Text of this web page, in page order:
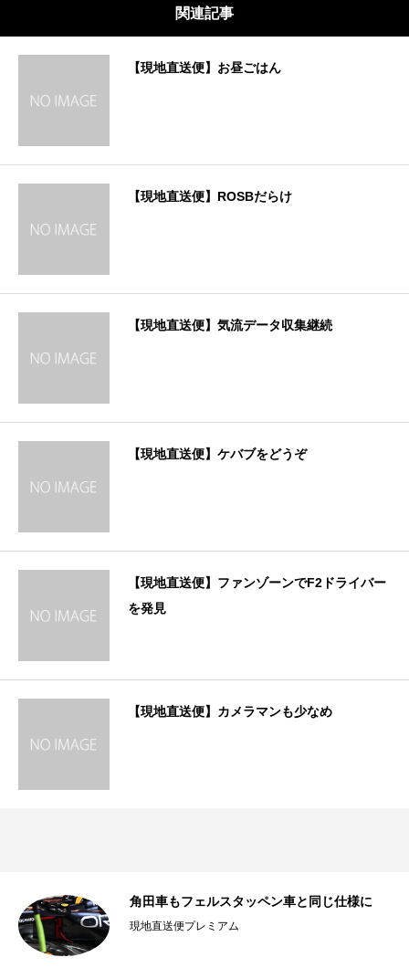
関連記事
【現地直送便】お昼ごはん
【現地直送便】ROSBだらけ
【現地直送便】気流データ収集継続
【現地直送便】ケバブをどうぞ
【現地直送便】ファンゾーンでF2ドライバー
を発見
【現地直送便】カメラマンも少なめ
角田車もフェルスタッペン車と同じ仕様に
現地直送便プレミアム